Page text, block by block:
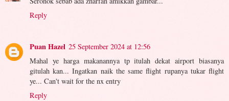
Reply
Puan Hazel 25 September 2024 at 12:56
Mahal ye harga makanannya tp itulah dekat airport biasanya
gitulah kan... Ingatkan naik the same flight rupanya tukar flight
ye... Can't wait for the nx entry
Reply